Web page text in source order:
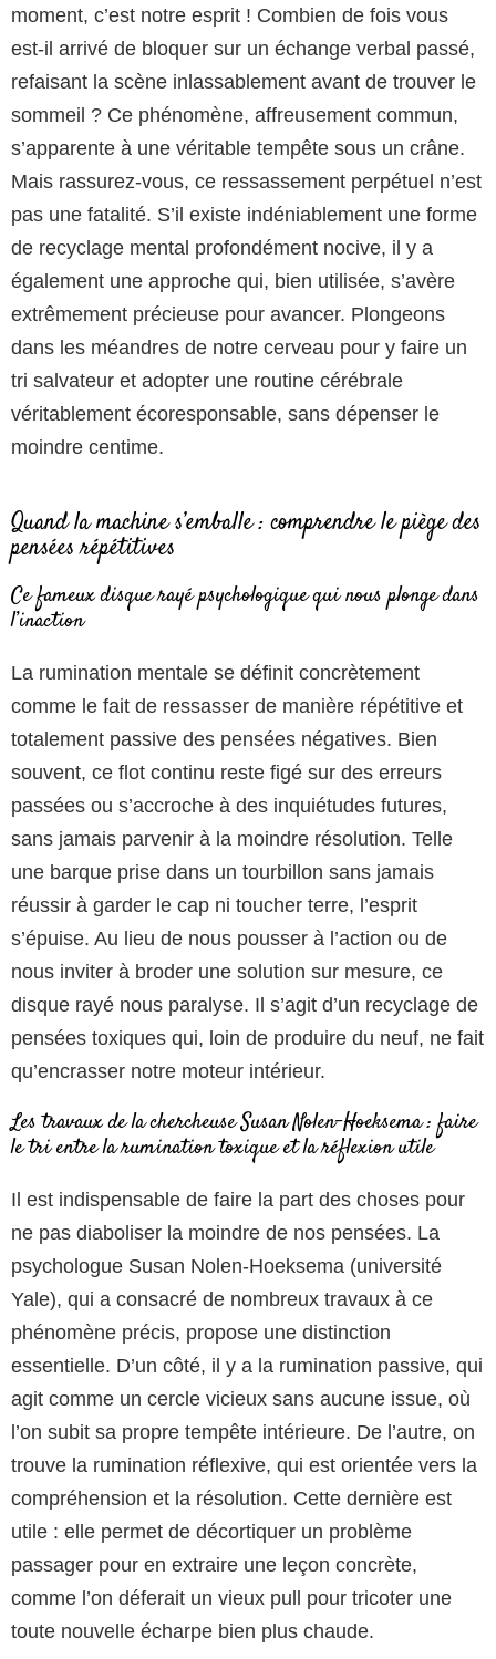
moment, c’est notre esprit ! Combien de fois vous
est-il arrivé de bloquer sur un échange verbal passé,
refaisant la scène inlassablement avant de trouver le
sommeil ? Ce phénomène, affreusement commun,
s’apparente à une véritable tempête sous un crâne.
Mais rassurez-vous, ce ressassement perpétuel n’est
pas une fatalité. S’il existe indéniablement une forme
de recyclage mental profondément nocive, il y a
également une approche qui, bien utilisée, s’avère
extrêmement précieuse pour avancer. Plongeons
dans les méandres de notre cerveau pour y faire un
tri salvateur et adopter une routine cérébrale
véritablement écoresponsable, sans dépenser le
moindre centime.
Quand la machine s’emballe : comprendre le piège des
pensées répétitives
Ce fameux disque rayé psychologique qui nous plonge dans
l’inaction
La rumination mentale se définit concrètement
comme le fait de ressasser de manière répétitive et
totalement passive des pensées négatives. Bien
souvent, ce flot continu reste figé sur des erreurs
passées ou s’accroche à des inquiétudes futures,
sans jamais parvenir à la moindre résolution. Telle
une barque prise dans un tourbillon sans jamais
réussir à garder le cap ni toucher terre, l’esprit
s’épuise. Au lieu de nous pousser à l’action ou de
nous inviter à broder une solution sur mesure, ce
disque rayé nous paralyse. Il s’agit d’un recyclage de
pensées toxiques qui, loin de produire du neuf, ne fait
qu’encrasser notre moteur intérieur.
Les travaux de la chercheuse Susan Nolen-Hoeksema : faire
le tri entre la rumination toxique et la réflexion utile
Il est indispensable de faire la part des choses pour
ne pas diaboliser la moindre de nos pensées. La
psychologue Susan Nolen-Hoeksema (université
Yale), qui a consacré de nombreux travaux à ce
phénomène précis, propose une distinction
essentielle. D’un côté, il y a la rumination passive, qui
agit comme un cercle vicieux sans aucune issue, où
l’on subit sa propre tempête intérieure. De l’autre, on
trouve la rumination réflexive, qui est orientée vers la
compréhension et la résolution. Cette dernière est
utile : elle permet de décortiquer un problème
passager pour en extraire une leçon concrète,
comme l’on déferait un vieux pull pour tricoter une
toute nouvelle écharpe bien plus chaude.